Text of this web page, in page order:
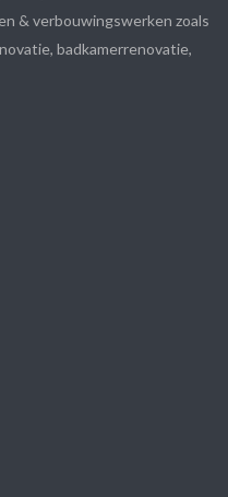
& verbouwingswerken zoals
badkamerrenovatie,